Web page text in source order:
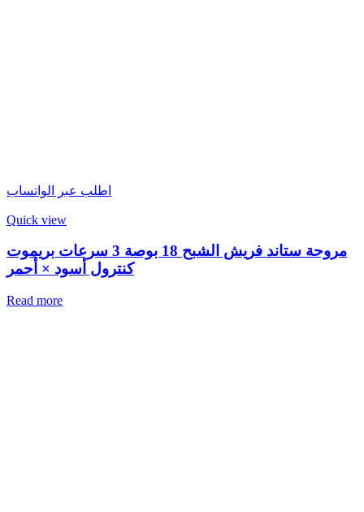
اطلب عبر الواتساب
Quick view
مروحة ستاند فريش الشبح 18 بوصة 3 سرعات بريموت
كنترول أسود × أحمر
Read more